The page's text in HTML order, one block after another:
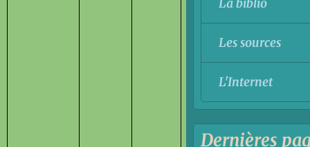
La biblio
Les sources
L'Internet
Dernières